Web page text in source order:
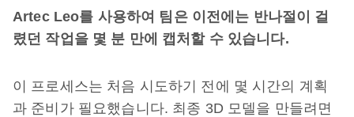
Artec Leo를 사용하여 팀은 이전에는 반나절이 걸
렸던 작업을 몇 분 만에 캡처할 수 있습니다.
이 프로세스는 처음 시도하기 전에 몇 시간의 계획
과 준비가 필요했습니다. 최종 3D 모델을 만들려면